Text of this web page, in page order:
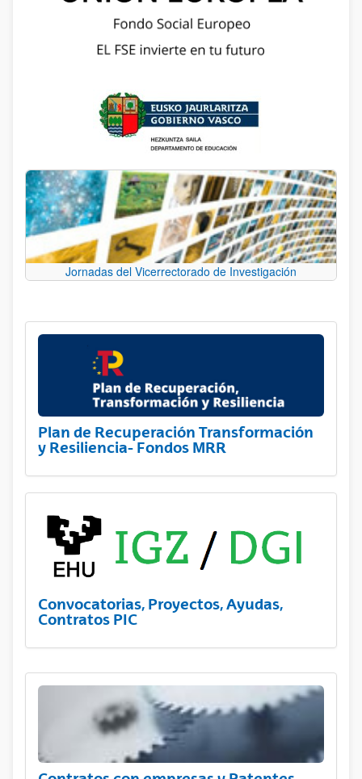
Jornadas del Vicerrectorado de Investigación
Plan de Recuperación Transformación
y Resiliencia- Fondos MRR
Convocatorias, Proyectos, Ayudas,
Contratos PIC